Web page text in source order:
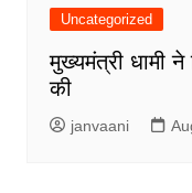
Uncategorized
मुख्यमंत्री धामी ने
की
janvaani